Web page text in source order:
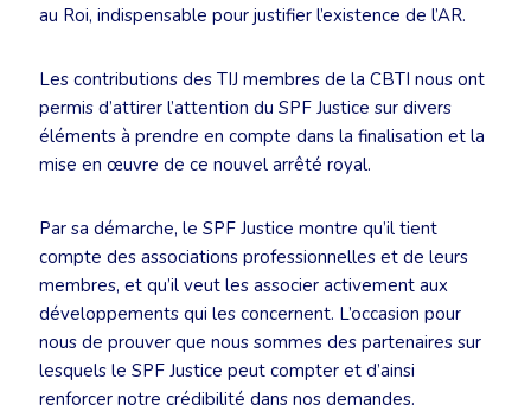
au Roi, indispensable pour justifier l’existence de l’AR.
Les contributions des TIJ membres de la CBTI nous ont
permis d’attirer l’attention du SPF Justice sur divers
éléments à prendre en compte dans la finalisation et la
mise en œuvre de ce nouvel arrêté royal.
Par sa démarche, le SPF Justice montre qu’il tient
compte des associations professionnelles et de leurs
membres, et qu’il veut les associer activement aux
développements qui les concernent. L’occasion pour
nous de prouver que nous sommes des partenaires sur
lesquels le SPF Justice peut compter et d’ainsi
renforcer notre crédibilité dans nos demandes.